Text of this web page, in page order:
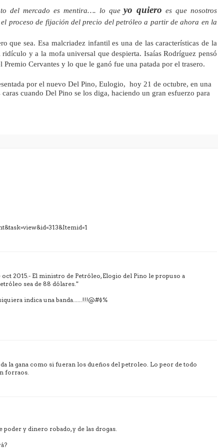
del mercado es mentira…. lo queyo quiero es que nosotros
proceso de fijación del precio del petróleo a partir de ahora en la
que sea. Esa malcriadez infantil es una de las características de la
y a la mofa universal que despierta. Isaías Rodríguez pensó
Cervantes y lo que le ganó fue una patada por el trasero.
por el nuevo Del Pino, Eulogio, hoy 21 de octubre, en una
cuando Del Pino se los diga, haciendo un gran esfuerzo para
2015.- El ministro de Petróleo, Elogio del Pino le propuso a
sea de 88 dólares."
indica una banda......!!!@#$%
la gana como si fueran los dueños del petroleo. Lo peor de todo
forraos.
poder y dinero robado, y de las drogas.